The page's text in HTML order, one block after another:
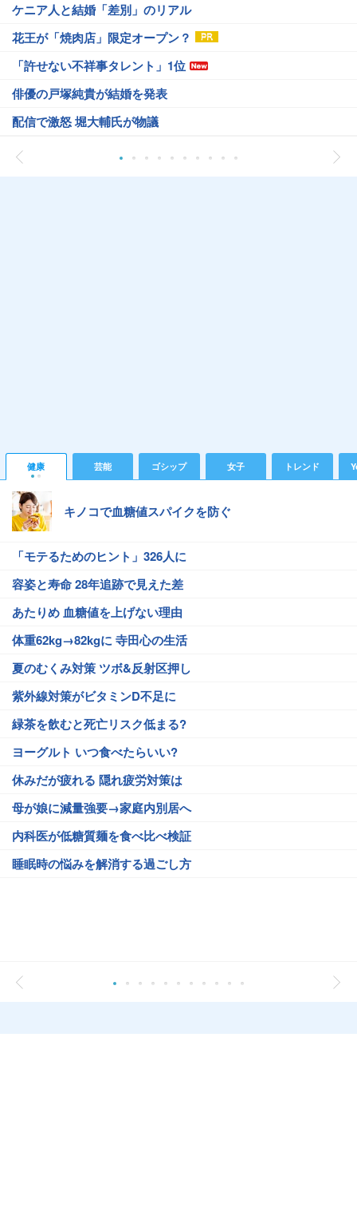
ケニア人と結婚「差別」のリアル
花王が「焼肉店」限定オープン？
「許せない不祥事タレント」1位
俳優の戸塚純貴が結婚を発表
配信で激怒 堀大輔氏が物議
健康 芸能 ゴシップ 女子 トレンド
キノコで血糖値スパイクを防ぐ
「モテるためのヒント」326人に
容姿と寿命 28年追跡で見えた差
あたりめ 血糖値を上げない理由
体重62kg→82kgに 寺田心の生活
夏のむくみ対策 ツボ&反射区押し
紫外線対策がビタミンD不足に
緑茶を飲むと死亡リスク低まる?
ヨーグルト いつ食べたらいい?
休みだが疲れる 隠れ疲労対策は
母が娘に減量強要→家庭内別居へ
内科医が低糖質麺を食べ比べ検証
睡眠時の悩みを解消する過ごし方